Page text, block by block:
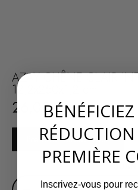
AZAY CHÊNE CLAIR
12,2x250x1,2 cm
26,00€
Prendre rendez-vous
PREMIÈRE
Inscrivez-vous pour